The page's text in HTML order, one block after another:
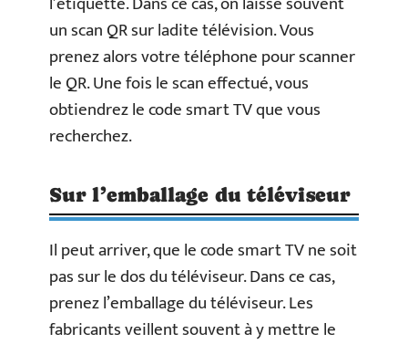
un scan QR sur ladite télévision. Vous
prenez alors votre téléphone pour scanner
le QR. Une fois le scan effectué, vous
obtiendrez le code smart TV que vous
recherchez.
Sur l’emballage du téléviseur
Il peut arriver, que le code smart TV ne soit
pas sur le dos du téléviseur. Dans ce cas,
prenez l’emballage du téléviseur. Les
fabricants veillent souvent à y mettre le